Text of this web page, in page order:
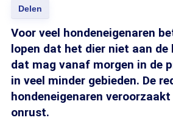
Delen
Voor veel hondeneigenaren
lopen dat het dier niet aan
dat mag vanaf morgen in de
in veel minder gebieden. De
hondeneigenaren
onrust.